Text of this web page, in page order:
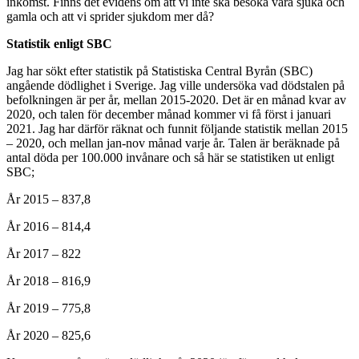
gamla och att vi sprider sjukdom mer då?
Statistik enligt SBC
Jag har sökt efter statistik på Statistiska Central Byrån (SBC)
angående dödlighet i Sverige. Jag ville undersöka vad dödstalen på
befolkningen är per år, mellan 2015-2020. Det är en månad kvar av
2020, och talen för december månad kommer vi få först i januari
2021. Jag har därför räknat och funnit följande statistik mellan 2015
– 2020, och mellan jan-nov månad varje år. Talen är beräknade på
antal döda per 100.000 invånare och så här se statistiken ut enligt
SBC;
År 2015 – 837,8
År 2016 – 814,4
År 2017 – 822
År 2018 – 816,9
År 2019 – 775,8
År 2020 – 825,6